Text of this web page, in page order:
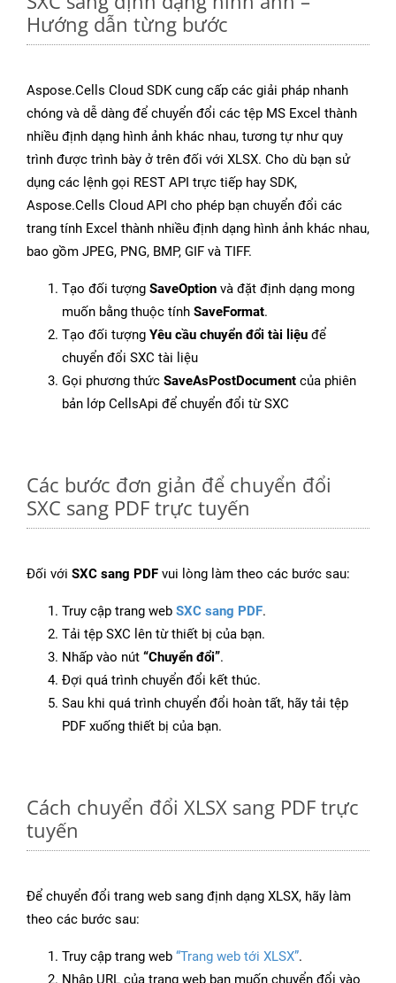
Hướng dẫn từng bước
Aspose.Cells Cloud SDK cung cấp các giải pháp nhanh
chóng và dễ dàng để chuyển đổi các tệp MS Excel thành
nhiều định dạng hình ảnh khác nhau, tương tự như quy
trình được trình bày ở trên đối với XLSX. Cho dù bạn sử
dụng các lệnh gọi REST API trực tiếp hay SDK,
Aspose.Cells Cloud API cho phép bạn chuyển đổi các
trang tính Excel thành nhiều định dạng hình ảnh khác nhau,
bao gồm JPEG, PNG, BMP, GIF và TIFF.
Tạo đối tượng SaveOption và đặt định dạng mong
muốn bằng thuộc tính SaveFormat.
Tạo đối tượng Yêu cầu chuyển đổi tài liệu để
chuyển đổi SXC tài liệu
Gọi phương thức SaveAsPostDocument của phiên
bản lớp CellsApi để chuyển đổi từ SXC
Các bước đơn giản để chuyển đổi
SXC sang PDF trực tuyến
Đối với SXC sang PDF vui lòng làm theo các bước sau:
Truy cập trang web SXC sang PDF.
Tải tệp SXC lên từ thiết bị của bạn.
Nhấp vào nút “Chuyển đổi”.
Đợi quá trình chuyển đổi kết thúc.
Sau khi quá trình chuyển đổi hoàn tất, hãy tải tệp
PDF xuống thiết bị của bạn.
Cách chuyển đổi XLSX sang PDF trực
tuyến
Để chuyển đổi trang web sang định dạng XLSX, hãy làm
theo các bước sau:
Truy cập trang web “Trang web tới XLSX”.
Nhập URL của trang web bạn muốn chuyển đổi vào